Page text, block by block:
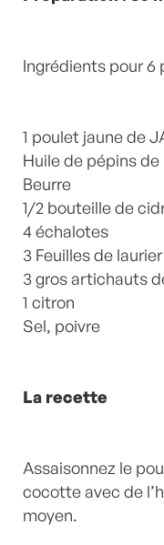
Ingrédients pour 6
1 poulet jaune de
Huile de pépins de
Beurre
1/2 bouteille de
4 échalotes
3 Feuilles de laurier
3 gros artichauts
1 citron
Sel, poivre
La recette
Assaisonnez le
cocotte avec de
moyen.